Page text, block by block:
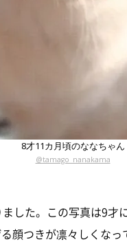
8才11カ月頃のななちゃん
@tamago_nanakama
した。この写真は9才
顔つきが凛々しくなっ